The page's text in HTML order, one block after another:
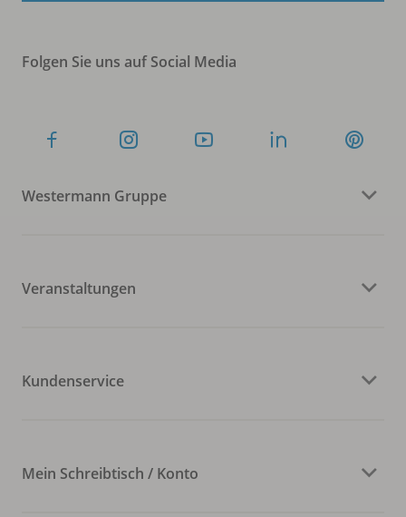
Folgen Sie uns auf Social Media
Westermann Gruppe
Veranstaltungen
Kundenservice
Mein Schreibtisch / Konto